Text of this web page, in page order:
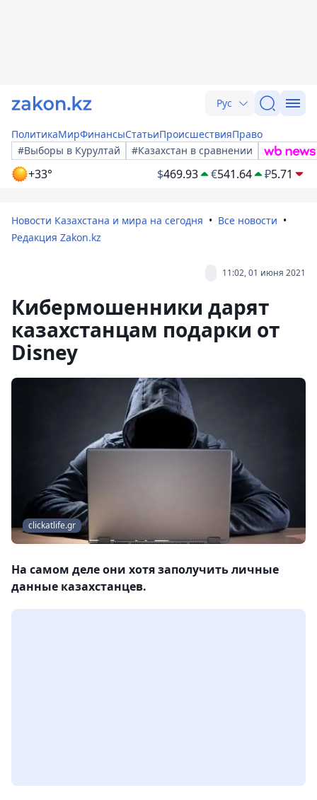
Рус
ПолитикаМирФинансыСтатьиПроисшествияПраво
#Выборы в Курултай
#Казахстан в сравнении
+33° $469.93 €541.64 ₽5.71
Новости Казахстана и мира на сегодня
Все новости
Редакция Zakon.kz
11:02, 01 июня 2021
Кибермошенники дарят
казахстанцам подарки от
Disney
clickatlife.gr
На самом деле они хотя заполучить личные
данные казахстанцев.